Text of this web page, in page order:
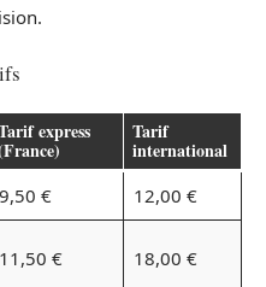
express Tarif
international
9,50 €
12,00 €
11,50 € 18,00 €